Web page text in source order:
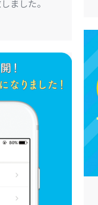
ました。